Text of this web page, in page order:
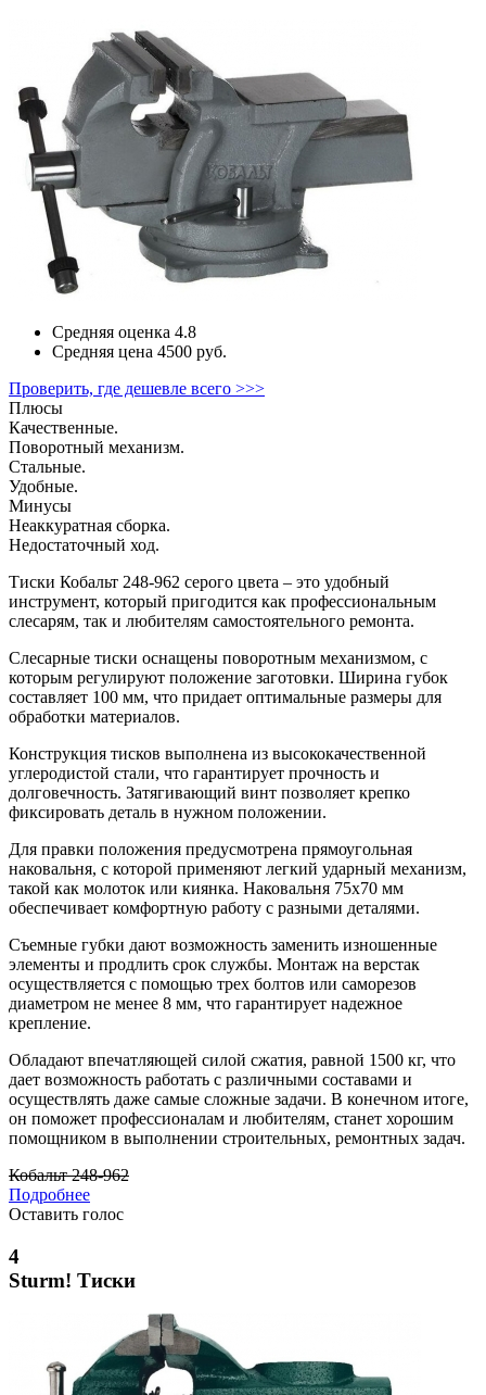
Средняя оценка 4.8
Средняя цена 4500 руб.
Проверить, где дешевле всего >>>
Плюсы
Качественные.
Поворотный механизм.
Стальные.
Удобные.
Минусы
Неаккуратная сборка.
Недостаточный ход.
Тиски Кобальт 248-962 серого цвета – это удобный
инструмент, который пригодится как профессиональным
слесарям, так и любителям самостоятельного ремонта.
Слесарные тиски оснащены поворотным механизмом, с
которым регулируют положение заготовки. Ширина губок
составляет 100 мм, что придает оптимальные размеры для
обработки материалов.
Конструкция тисков выполнена из высококачественной
углеродистой стали, что гарантирует прочность и
долговечность. Затягивающий винт позволяет крепко
фиксировать деталь в нужном положении.
Для правки положения предусмотрена прямоугольная
наковальня, с которой применяют легкий ударный механизм,
такой как молоток или киянка. Наковальня 75х70 мм
обеспечивает комфортную работу с разными деталями.
Съемные губки дают возможность заменить изношенные
элементы и продлить срок службы. Монтаж на верстак
осуществляется с помощью трех болтов или саморезов
диаметром не менее 8 мм, что гарантирует надежное
крепление.
Обладают впечатляющей силой сжатия, равной 1500 кг, что
дает возможность работать с различными составами и
осуществлять даже самые сложные задачи. В конечном итоге,
он поможет профессионалам и любителям, станет хорошим
помощником в выполнении строительных, ремонтных задач.
Кобальт 248-962
Подробнее
Оставить голос
4
Sturm! Тиски